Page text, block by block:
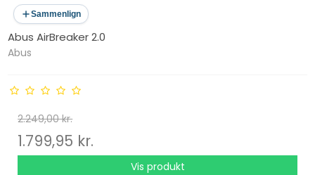
Sammenlign
Abus AirBreaker 2.0
Abus
2.249,00 kr.
1.799,95 kr.
Vis produkt